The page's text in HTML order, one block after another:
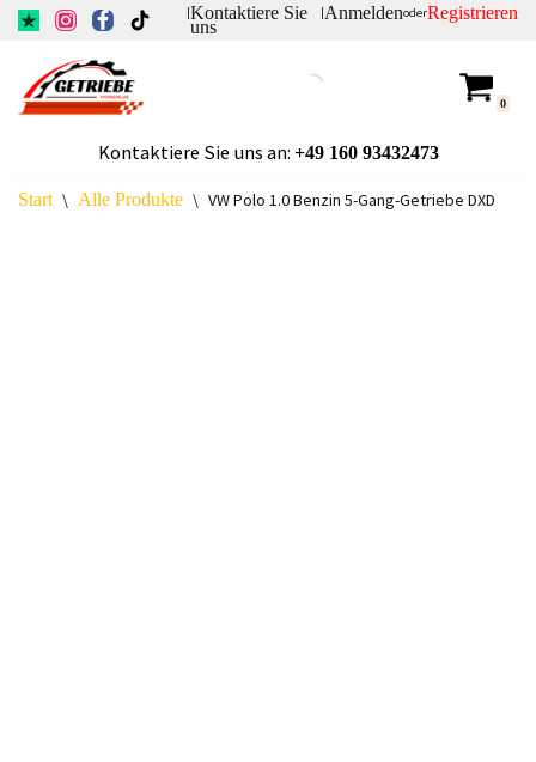
Inhalt
springen
|Kontaktiere Sie
uns
|AnmeldenoderRegistrieren
0
Kontaktiere Sie uns an: +49160 93432473
Start \ Alle Produkte \ VW Polo 1.0 Benzin 5-Gang-Getriebe DXD